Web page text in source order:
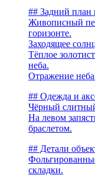
## Задний план
Живописный
горизонте.
Заходящее
Тёплое
неба.
Отражение неба
## Одежда и
Чёрный
На левом
браслетом.
## Детали
складки.